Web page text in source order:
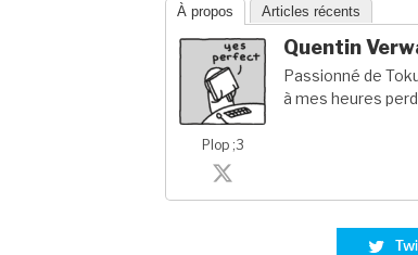
À propos Articles récents
Plop ;3
Quentin
Passionné de
à mes heures